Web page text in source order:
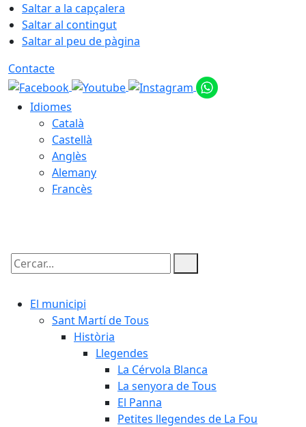
Saltar a la capçalera
Saltar al contingut
Saltar al peu de pàgina
Contacte
Idiomes
Català
Castellà
Anglès
Alemany
Francès
Cercar:
El municipi
Sant Martí de Tous
Història
Llegendes
La Cérvola Blanca
La senyora de Tous
El Panna
Petites llegendes de La Fou